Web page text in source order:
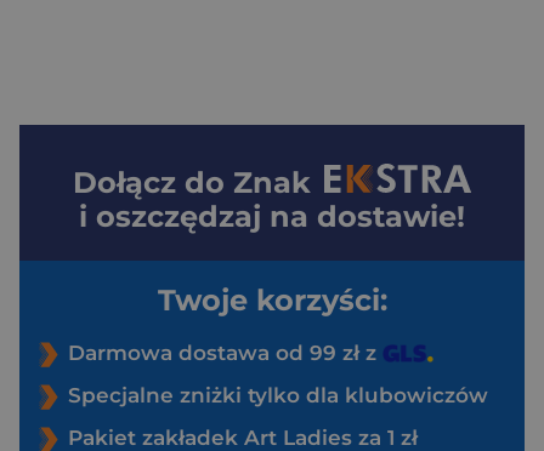
Dołącz do Znak
i oszczędzaj na dostawie!
Twoje korzyści:
Darmowa dostawa od 99 zł z
Specjalne zniżki tylko dla klubowiczów
Pakiet zakładek Art Ladies za 1 zł